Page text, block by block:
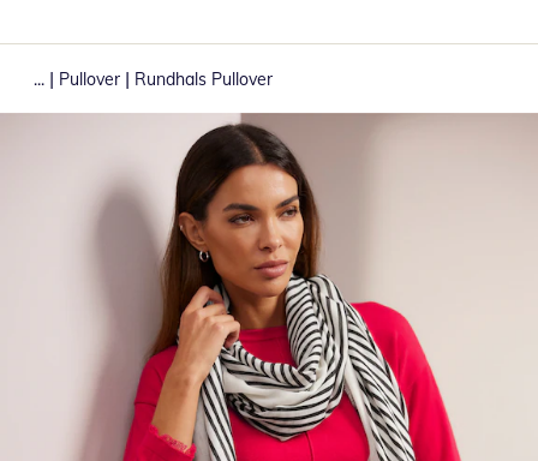
... | Pullover | Rundhals Pullover